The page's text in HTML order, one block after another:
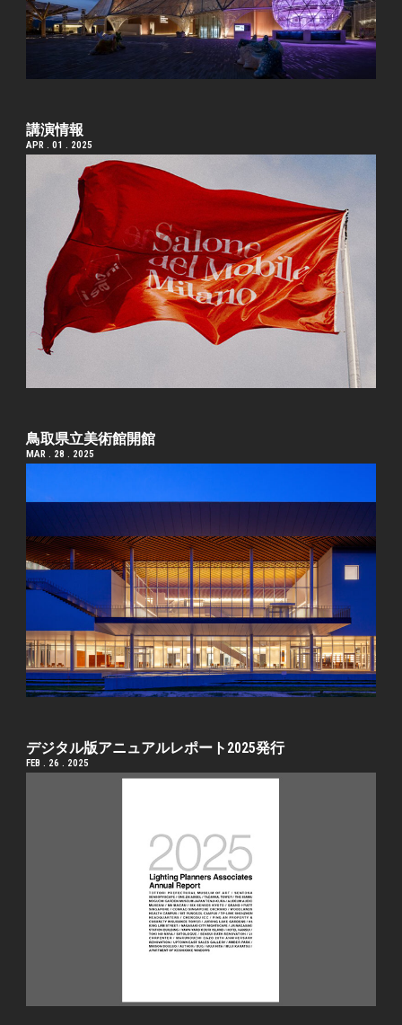
講演情報
APR . 01 . 2025
鳥取県立美術館開館
MAR . 28 . 2025
デジタル版アニュアルレポート2025発行
FEB . 26 . 2025